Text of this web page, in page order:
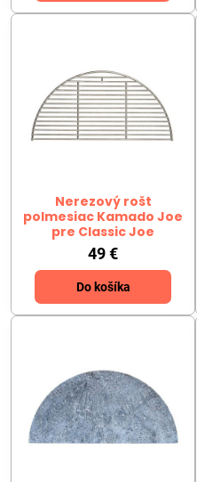
Nerezový rošt
polmesiac Kamado Joe
pre Classic Joe
49 €
Do košíka